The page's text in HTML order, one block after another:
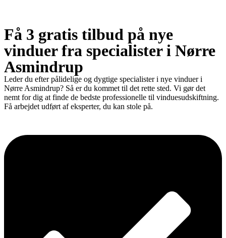
Få 3 gratis tilbud på nye
vinduer fra specialister i Nørre
Asmindrup
Leder du efter pålidelige og dygtige specialister i nye vinduer i
Nørre Asmindrup? Så er du kommet til det rette sted. Vi gør det
nemt for dig at finde de bedste professionelle til vinduesudskiftning.
Få arbejdet udført af eksperter, du kan stole på.